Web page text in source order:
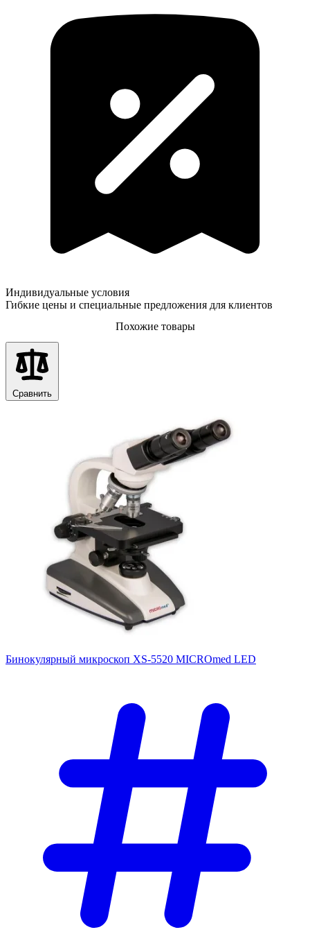
Индивидуальные условия
Гибкие цены и специальные предложения для клиентов
Похожие товары
Сравнить
Бинокулярный микроскоп XS-5520 MICROmed LED